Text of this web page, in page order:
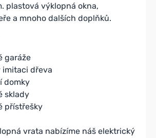
plastová výklopná okna,
a mnoho dalších doplňků.
garáže
imitaci dřeva
domky
sklady
přístřešky
vrata nabízíme náš elektrický